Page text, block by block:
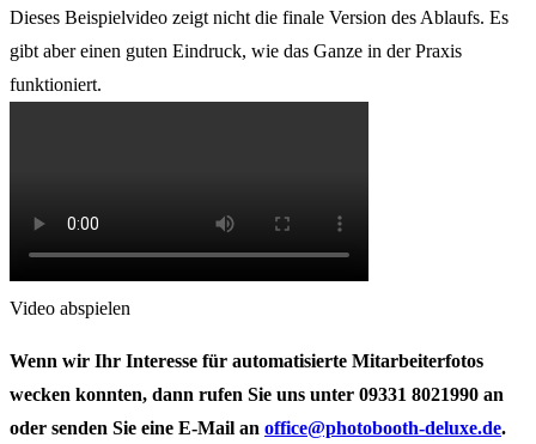
Dieses Beispielvideo zeigt nicht die finale Version des Ablaufs. Es
gibt aber einen guten Eindruck, wie das Ganze in der Praxis
funktioniert.
Video abspielen
Wenn wir Ihr Interesse für automatisierte Mitarbeiterfotos
wecken konnten, dann rufen Sie uns unter 09331 8021990 an
oder senden Sie eine E-Mail an office@photobooth-deluxe.de.